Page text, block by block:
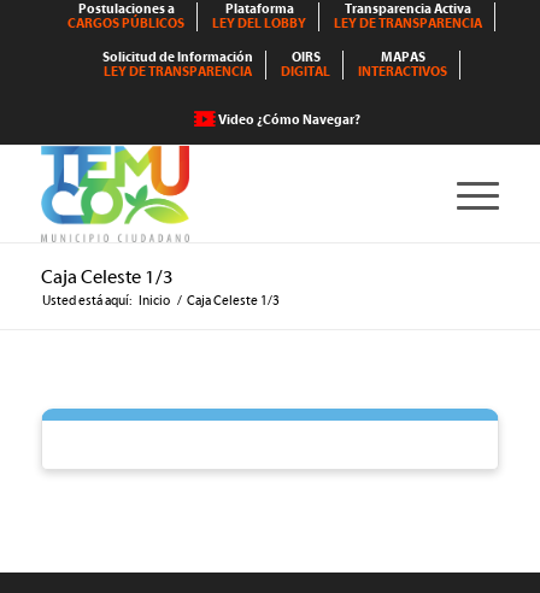
Postulaciones a
CARGOS PÚBLICOS
Plataforma
LEY DEL LOBBY
Transparencia Activa
LEY DE TRANSPARENCIA
Solicitud de Información
LEY DE TRANSPARENCIA
OIRS
DIGITAL
MAPAS
INTERACTIVOS
Video ¿Cómo Navegar?
Caja Celeste 1/3
Usted está aquí: Inicio / Caja Celeste 1/3